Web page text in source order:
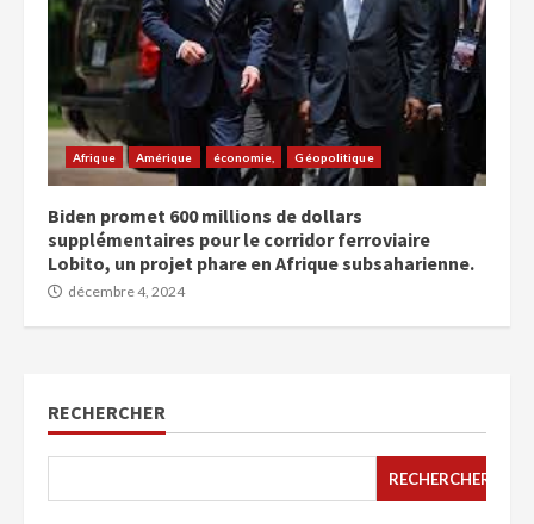
Afrique Amérique économie, Géopolitique
Biden promet 600 millions de dollars
supplémentaires pour le corridor ferroviaire
Lobito, un projet phare en Afrique subsaharienne.
décembre 4, 2024
RECHERCHER
RECHERCHER